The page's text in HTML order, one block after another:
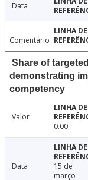
Data
Comentário
Share of
demonstrating
competency
Valor
0.00
Data
15 de
março